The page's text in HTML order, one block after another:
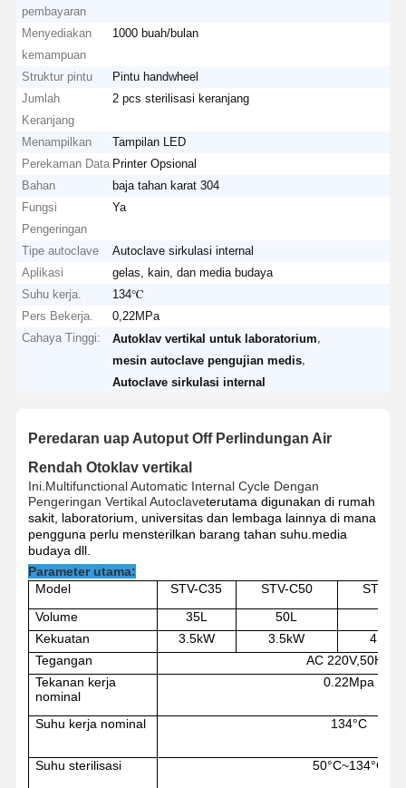
pembayaran
Menyediakan
kemampuan
1000 buah/bulan
Struktur pintu
Pintu handwheel
Jumlah
Keranjang
2 pcs sterilisasi keranjang
Menampilkan
Tampilan LED
Perekaman Data Printer Opsional
Bahan
baja tahan karat 304
Fungsi
Pengeringan
Ya
Tipe autoclave
Autoclave sirkulasi internal
Aplikasi
gelas, kain, dan media budaya
Suhu kerja.
134℃
Pers Bekerja.
0,22MPa
Cahaya Tinggi:
Autoklav vertikal untuk laboratorium
mesin autoclave pengujian medis
Autoclave sirkulasi internal
Peredaran uap Autoput Off Perlindungan Air
Rendah Otoklav vertikal
Ini. Multifunctional Automatic Internal Cycle Dengan
Pengeringan Vertikal Autoclaveterutama digunakan di rumah
sakit, laboratorium, universitas dan lembaga lainnya di mana
pengguna perlu mensterilkan barang tahan suhu.media
budaya dll.
Parameter utama:
Model
STV-C35 STV-C50 STV-C
Volume
35L 50L
75L
Kekuatan
3.5kW 3.5kW
4.5kW
Tegangan
AC 220V,50HZ
Tekanan kerja
nominal
0.22Mpa
Suhu kerja nominal 134°C
Suhu sterilisasi 50°C~134°C